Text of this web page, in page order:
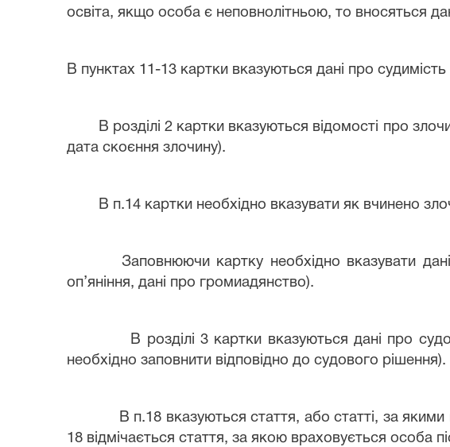
освіта, якщо особа є неповнолітньою, то вносяться
В пунктах 11-13 картки вказуються дані про
В розділі 2 картки вказуються відомості про
дата скоєння злочину).
В п.14 картки необхідно вказувати як вчинено
Заповнюючи картку необхідно вказувати
оп’яніння, дані про громиадянство).
В розділі 3 картки вказуються дані про
необхідно заповнити відповідно до судового рішення).
В п.18 вказуються стаття, або статті, за
18 відмічається стаття, за якою враховується особа